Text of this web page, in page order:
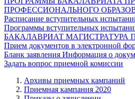
ПРОФЕССИОНАЛЬНОГО
Расписание вступительных
Программы вступительных
БАКАЛАВРИАТ МАГИСТРАТУРА
Прием документов в электронной
Бланк заявления Информация о
Задать вопрос приемной комиссии
Архивы приемных кампаний
Приемная кампания 2020